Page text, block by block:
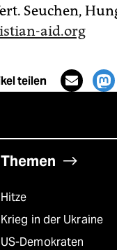
Seuchen,
aid.org
teilen
Themen
Hitze
Krieg in der Ukraine
US-Demokraten